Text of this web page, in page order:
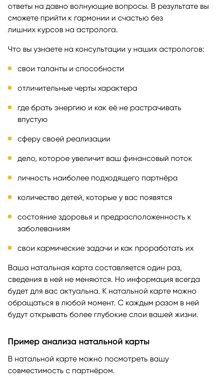
ответы на давно волнующие вопросы. В результате вы
сможете прийти к гармонии и счастью без
лишних курсов на астролога.
Что вы узнаете на консультации у наших астрологов:
свои таланты и способности
отличительные черты характера
где брать энергию и как её не растрачивать
впустую
сферу своей реализации
дело, которое увеличит ваш финансовый поток
личность наиболее подходящего партнёра
количество детей, которые у вас появятся
состояние здоровья и предрасположенность к
заболеваниям
свои кармические задачи и как проработать их
Ваша натальная карта составляется один раз,
сведения в ней не меняются. Но информация всегда
будет для вас актуальна. К натальной карте можно
обращаться в любой момент. С каждым разом в ней
будут открывать более глубокие слои вашей жизни.
Пример анализа натальной карты
В натальной карте можно посмотреть вашу
совместимость с партнёром.